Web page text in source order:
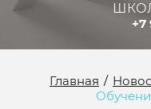
+7
Главная /